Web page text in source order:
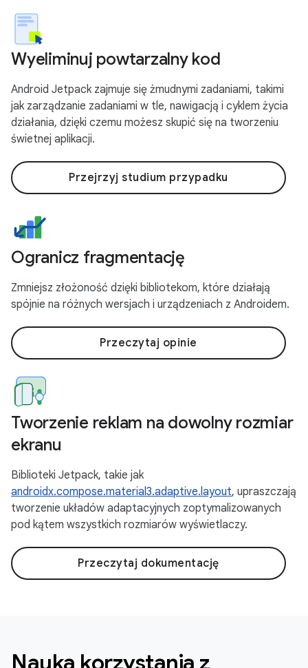
Wyeliminuj powtarzalny kod
Android Jetpack zajmuje się żmudnymi zadaniami, takimi
jak zarządzanie zadaniami w tle, nawigacją i cyklem życia
działania, dzięki czemu możesz skupić się na tworzeniu
świetnej aplikacji.
Przejrzyj studium przypadku
Ogranicz fragmentację
Zmniejsz złożoność dzięki bibliotekom, które działają
spójnie na różnych wersjach i urządzeniach z Androidem.
Przeczytaj opinie
Tworzenie reklam na dowolny rozmiar
ekranu
Biblioteki Jetpack, takie jak
androidx.compose.material3.adaptive.layout, upraszczają
tworzenie układów adaptacyjnych zoptymalizowanych
pod kątem wszystkich rozmiarów wyświetlaczy.
Przeczytaj dokumentację
Nauka korzystania z